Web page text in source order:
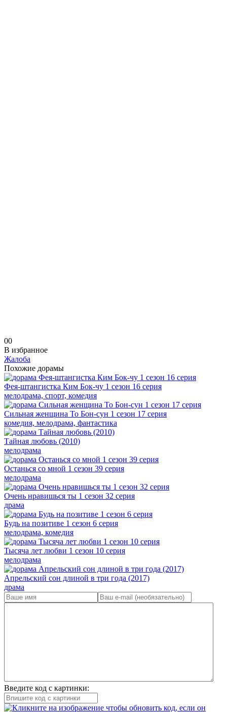
00
В избранное
Жалоба
Похожие дорамы
Фея-штангистка Ким Бок-чу 1 сезон 16 серия
мелодрама, спорт, комедия
Сильная женщина То Бон-сун 1 сезон 17 серия
комедия, мелодрама, фантастика
Тайная любовь (2010)
мелодрама
Останься со мной 1 сезон 39 серия
мелодрама
Очень нравишься ты 1 сезон 32 серия
драма
Будь на позитиве 1 сезон 6 серия
мелодрама, комедия
Тысяча лет любви 1 сезон 10 серия
мелодрама
Апрельский сон длиной в три года (2017)
драма
Введите код с картинки: